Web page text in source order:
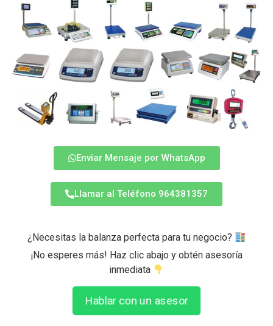
Enviar Mensaje por WhatsApp
Llamar al Teléfono 964381357
¿Necesitas la balanza perfecta para tu negocio?
¡No esperes más! Haz clic abajo y obtén asesoría
inmediata
Hablar con un asesor